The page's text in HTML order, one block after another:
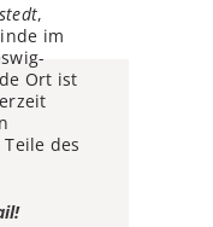
,
im
Ort ist
des